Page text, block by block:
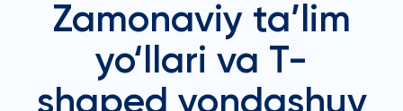
Zamonaviy ta’lim
yo‘llari va T-
shaped yondashuv